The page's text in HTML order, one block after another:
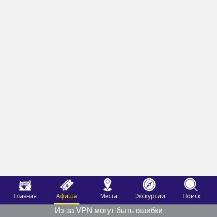
Главная Афиша Места Экскурсии
Поиск
Из-за VPN могут быть ошибки